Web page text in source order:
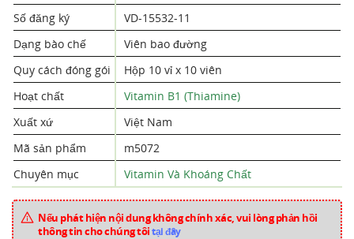
Số đăng ký
VD-15532-11
Dạng bào chế
Viên bao đường
Quy cách đóng gói
Hộp 10 vỉ x 10 viên
Hoạt chất
Vitamin B1 (Thiamine)
Xuất xứ
Việt Nam
Mã sản phẩm
m5072
Chuyên mục
Vitamin Và Khoáng Chất
Nếu phát hiện nội dung không chính xác, vui lòng phản hồi
thông tin cho chúng tôitại đây